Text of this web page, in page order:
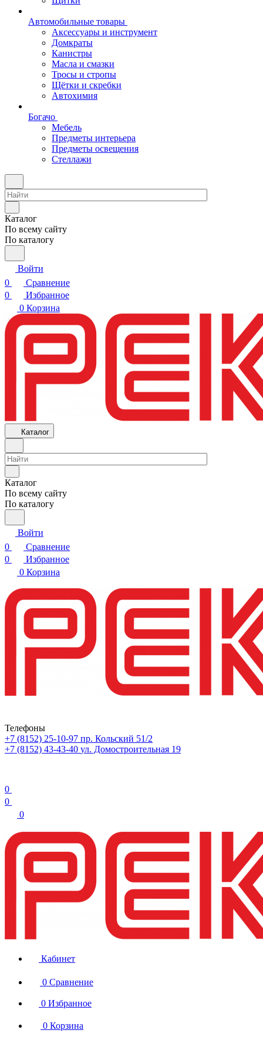
Автомобильные товары
Аксессуары и инструмент
Домкраты
Канистры
Масла и смазки
Тросы и стропы
Щётки и скребки
Автохимия
Богачо
Мебель
Предметы интерьера
Предметы освещения
Стеллажи
Каталог
По всему сайту
По каталогу
Войти
0
Сравнение
0
Избранное
0 Корзина
Каталог
Каталог
По всему сайту
По каталогу
Войти
0
Сравнение
0
Избранное
0 Корзина
Телефоны
+7 (8152) 25-10-97 пр. Кольский 51/2
+7 (8152) 43-43-40 ул. Домостроительная 19
0
0
0
Кабинет
0 Сравнение
0 Избранное
0 Корзина